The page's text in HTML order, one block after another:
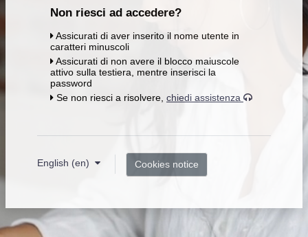
Non riesci ad accedere?
Assicurati di aver inserito il nome utente in
caratteri minuscoli
Assicurati di non avere il blocco maiuscole
attivo sulla testiera, mentre inserisci la
password
Se non riesci a risolvere, chiedi assistenza
English ‎(en)‎ Cookies notice